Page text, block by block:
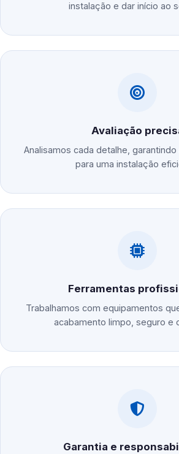
instalação e dar início ao
Avaliação
Analisamos cada detalhe,
para uma instalação
Ferramentas
Trabalhamos com equipamentos
acabamento limpo, seguro e
Garantia e